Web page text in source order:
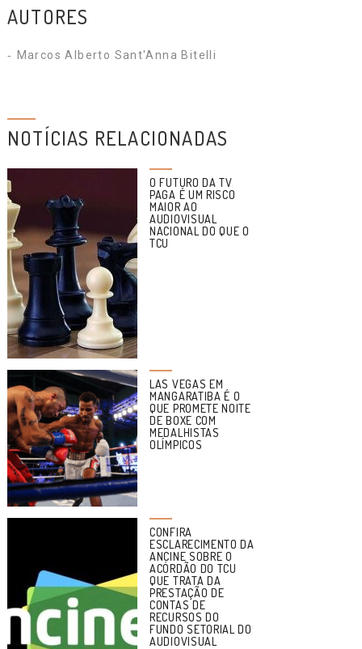
AUTORES
Marcos Alberto Sant'Anna Bitelli
NOTÍCIAS RELACIONADAS
O FUTURO DA TV
PAGA É UM RISCO
MAIOR AO
AUDIOVISUAL
NACIONAL DO QUE O
TCU
LAS VEGAS EM
MANGARATIBA É O
QUE PROMETE NOITE
DE BOXE COM
MEDALHISTAS
OLÍMPICOS
CONFIRA
ESCLARECIMENTO DA
ANCINE SOBRE O
ACÓRDÃO DO TCU
QUE TRATA DA
PRESTAÇÃO DE
CONTAS DE
RECURSOS DO
FUNDO SETORIAL DO
AUDIOVISUAL